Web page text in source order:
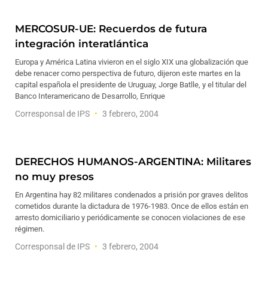
MERCOSUR-UE: Recuerdos de futura
integración interatlántica
Europa y América Latina vivieron en el siglo XIX una globalización que
debe renacer como perspectiva de futuro, dijeron este martes en la
capital española el presidente de Uruguay, Jorge Batlle, y el titular del
Banco Interamericano de Desarrollo, Enrique
Corresponsal de IPS 3 febrero, 2004
DERECHOS HUMANOS-ARGENTINA: Militares
no muy presos
En Argentina hay 82 militares condenados a prisión por graves delitos
cometidos durante la dictadura de 1976-1983. Once de ellos están en
arresto domiciliario y periódicamente se conocen violaciones de ese
régimen.
Corresponsal de IPS 3 febrero, 2004